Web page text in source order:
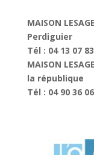
MAISON
Perdiguier
Tél : 04 13 07
MAISON
la république
Tél : 04 90 36